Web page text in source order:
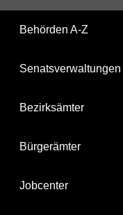
Behörden A-Z
Senatsverwaltungen
Bezirksämter
Bürgerämter
Jobcenter